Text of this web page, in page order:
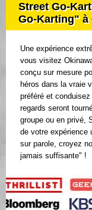
Street Go-
Go-Karting" à
Une expérience
vous visitez
conçu sur mesure
héros dans la vraie
préféré et
regards seront
groupe ou en privé,
de votre expérience
sur parole, croyez
jamais suffisante" !